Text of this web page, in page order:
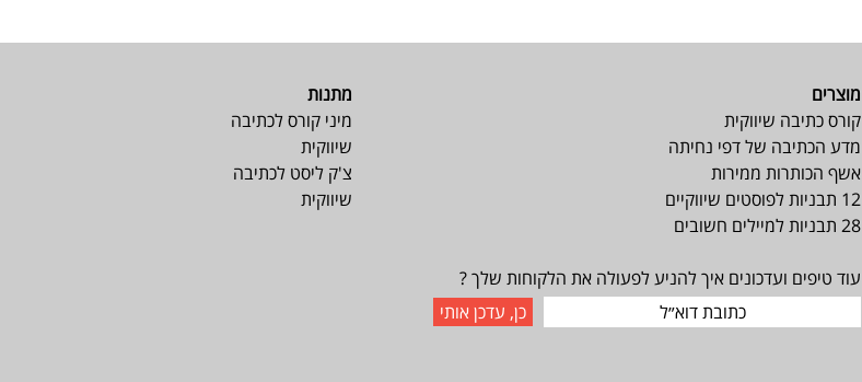
מתנות
מיני קורס לכתיבה
שיווקית
צ'ק ליסט לכתיבה
שיווקית
מוצרים
קורס כתיבה שיווקית
מדע הכתיבה של דפי נחיתה
אשף הכותרות ממירות
12 תבניות לפוסטים שיווקיים
28 תבניות למיילים חשובים
עוד טיפים ועדכונים איך להניע לפעולה את הלקוחות שלך ?